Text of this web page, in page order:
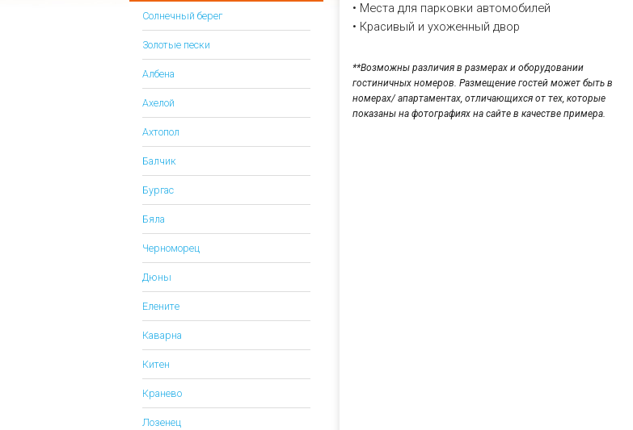
• Места для парковки автомобилей
• Красивый и ухоженный двор
**Возможны различия в размерах и оборудовании
гостиничных номеров. Размещение гостей может быть в
номерах/ апартаментах, отличающихся от тех, которые
показаны на фотографиях на сайте в качестве примера.
Солнечный берег
Золотые пески
Албена
Ахелой
Ахтопол
Балчик
Бургас
Бяла
Черноморец
Дюны
Елените
Каварна
Китен
Кранево
Лозенец